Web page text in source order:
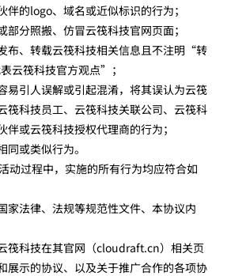
伴的logo、域名或近似标识的行为；
部分照搬、仿冒云筏科技官网页面；
布、转载云筏科技相关信息且不注明“转
云筏科技官方观点”；
易引人误解或引起混淆，将其误认为云筏
筏科技员工、云筏科技关联公司、云筏科
伴或云筏科技授权代理商的行为；
同或类似行为。
动过程中，实施的所有行为均应符合如
家法律、法规等规范性文件、本协议内
筏科技在其官网（cloudraft.cn）相关页
展示的协议、以及关于推广合作的各项协